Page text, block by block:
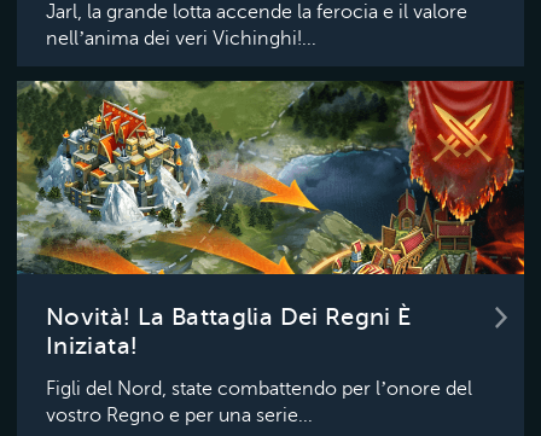
Jarl, la grande lotta accende la ferocia e il valore
nell’anima dei veri Vichinghi!...
Novità! La Battaglia Dei Regni È
Iniziata!
Figli del Nord, state combattendo per l’onore del
vostro Regno e per una serie...